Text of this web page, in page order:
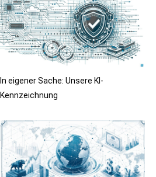
In eigener Sache: Unsere KI-
Kennzeichnung